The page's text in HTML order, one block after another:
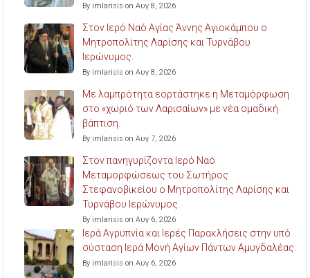
By imlarisis on Αυγ 8, 2026
Στον Ιερό Ναό Αγίας Άννης Αγιοκάμπου ο
Μητροπολίτης Λαρίσης και Τυρνάβου
Ιερώνυμος.
By imlarisis on Αυγ 8, 2026
Με λαμπρότητα εορτάστηκε η Μεταμόρφωση
στο «χωριό των Λαρισαίων» με νέα ομαδική
βάπτιση.
By imlarisis on Αυγ 7, 2026
Στον πανηγυρίζοντα Ιερό Ναό
Μεταμορφώσεως του Σωτήρος
Στεφανοβικείου ο Μητροπολίτης Λαρίσης και
Τυρνάβου Ιερώνυμος.
By imlarisis on Αυγ 6, 2026
Ιερά Αγρυπνία και Ιερές Παρακλήσεις στην υπό
σύσταση Ιερά Μονή Αγίων Πάντων Αμυγδαλέας.
By imlarisis on Αυγ 6, 2026